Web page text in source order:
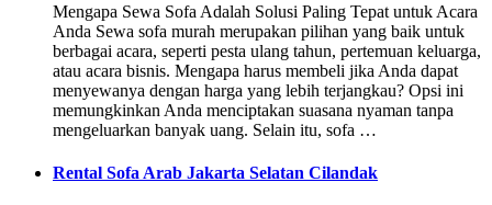
Mengapa Sewa Sofa Adalah Solusi Paling Tepat untuk Acara
Anda Sewa sofa murah merupakan pilihan yang baik untuk
berbagai acara, seperti pesta ulang tahun, pertemuan keluarga,
atau acara bisnis. Mengapa harus membeli jika Anda dapat
menyewanya dengan harga yang lebih terjangkau? Opsi ini
memungkinkan Anda menciptakan suasana nyaman tanpa
mengeluarkan banyak uang. Selain itu, sofa …
Rental Sofa Arab Jakarta Selatan Cilandak